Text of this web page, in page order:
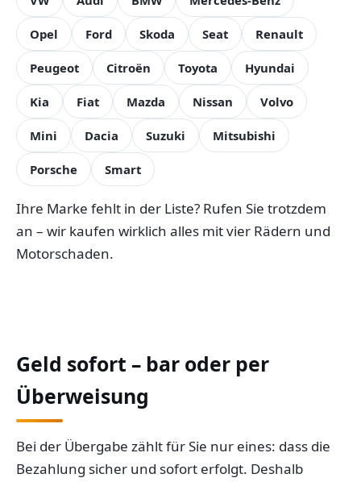
Opel Ford Skoda Seat Renault
Peugeot Citroën Toyota Hyundai
Kia Fiat Mazda Nissan Volvo
Mini Dacia Suzuki Mitsubishi
Porsche Smart
Ihre Marke fehlt in der Liste? Rufen Sie trotzdem
an – wir kaufen wirklich alles mit vier Rädern und
Motorschaden.
Geld sofort – bar oder per
Überweisung
Bei der Übergabe zählt für Sie nur eines: dass die
Bezahlung sicher und sofort erfolgt. Deshalb